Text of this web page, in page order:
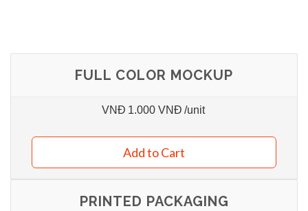
FULL COLOR MOCKUP
VNĐ 1.000 VNĐ /unit
Add to Cart
PRINTED PACKAGING